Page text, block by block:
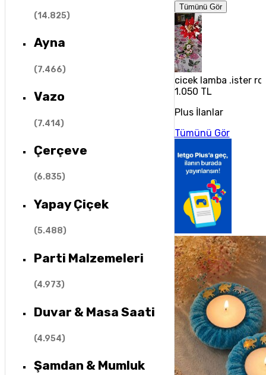
(14.825)
Ayna
(7.466)
Vazo
(7.414)
Çerçeve
(6.835)
Yapay Çiçek
(5.488)
Parti Malzemeleri
(4.973)
Duvar & Masa Saati
(4.954)
Şamdan & Mumluk
Tümünü Gör
cicek lamba .ister
1.050 TL
Plus İlanlar
Tümünü Gör